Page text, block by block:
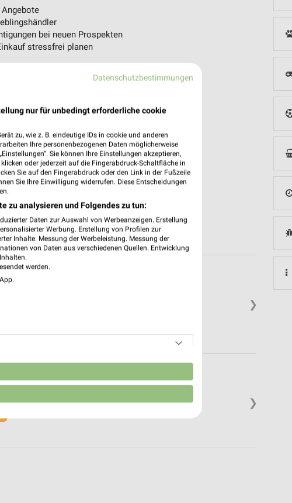
bei neuen Prospekten
stressfrei planen
❯
❯
Datenschutzbestimmungen
nur für unbedingt erforderliche cookie
zu, wie z. B. eindeutige IDs in cookie und anderen
Ihre personenbezogenen Daten möglicherweise
Sie können Ihre Einstellungen akzeptieren,
oder jederzeit auf die Fingerabdruck-Schaltfläche in
Sie auf den Fingerabdruck oder den Link in der Fußzeile
Sie Ihre Einwilligung widerrufen. Diese Entscheidungen
zu analysieren und Folgendes zu tun:
Daten zur Auswahl von Werbeanzeigen. Erstellung
Werbung. Erstellung von Profilen zur
Inhalte. Messung der Werbeleistung. Messung der
von Daten aus verschiedenen Quellen. Entwicklung
werden.